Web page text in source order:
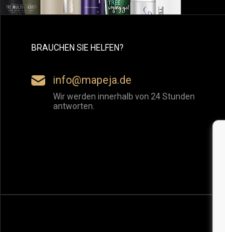
BRAUCHEN SIE HELFEN?
info@mapeja.de
Wir werden innerhalb von 24 Stunden
antworten.